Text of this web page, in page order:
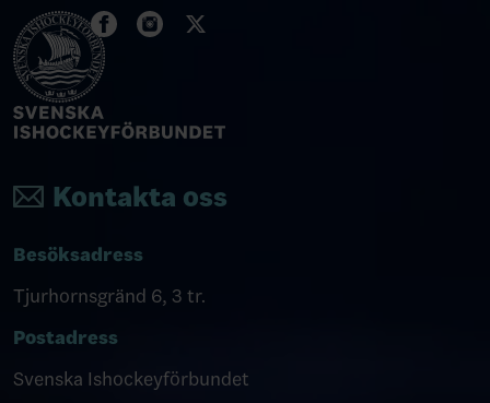
Kontakta oss
Besöksadress
Tjurhornsgränd 6, 3 tr.
Postadress
Svenska Ishockeyförbundet